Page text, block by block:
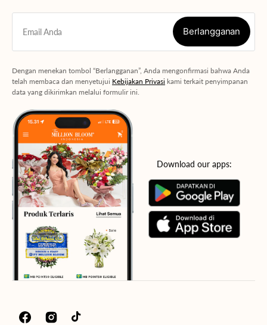
Email Anda Berlangganan
Dengan menekan tombol “Berlangganan”, Anda mengonfirmasi bahwa Anda
telah membaca dan menyetujui Kebijakan Privasi kami terkait penyimpanan
data yang dikirimkan melalui formulir ini.
Download our apps:
FacebookInstagramTikTok